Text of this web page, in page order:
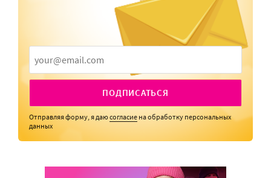
ПОДПИСАТЬСЯ
Отправляя форму, я даюсогласие на обработку персональных
данных